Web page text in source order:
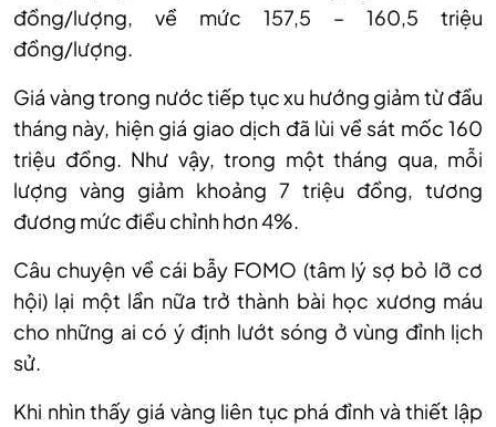
đồng/lượng, về mức 157,5 – 160,5 triệu
đồng/lượng.
Giá vàng trong nước tiếp tục xu hướng giảm từ đầu
tháng này, hiện giá giao dịch đã lùi về sát mốc 160
triệu đồng. Như vậy, trong một tháng qua, mỗi
lượng vàng giảm khoảng 7 triệu đồng, tương
đương mức điều chỉnh hơn 4%.
Câu chuyện về cái bẫy FOMO (tâm lý sợ bỏ lỡ cơ
hội) lại một lần nữa trở thành bài học xương máu
cho những ai có ý định lướt sóng ở vùng đỉnh lịch
sử.
Khi nhìn thấy giá vàng liên tục phá đỉnh và thiết lập